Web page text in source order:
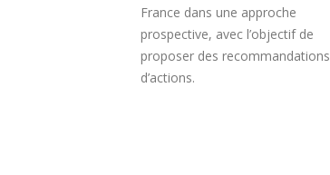
France dans une approche
prospective, avec l’objectif de
proposer des recommandations
d’actions.